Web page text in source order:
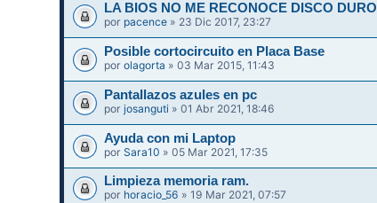
LA BIOS NO ME RECONOCE DISCO DURO
por pacence » 23 Dic 2017, 23:27
Posible cortocircuito en Placa Base
porolagorta » 03 Mar 2015, 11:43
Pantallazos azules en pc
porjosanguti » 01 Abr 2021, 18:46
Ayuda con mi Laptop
porSara10 » 05 Mar 2021, 17:35
Limpieza memoria ram.
por horacio_56 » 19 Mar 2021, 07:57